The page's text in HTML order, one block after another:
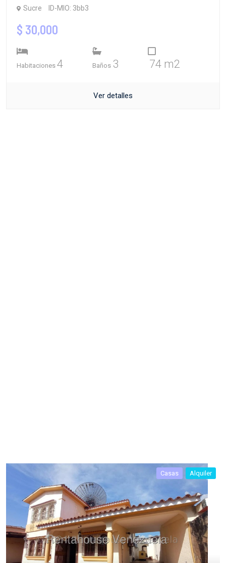
Sucre ID-MIO: 3bb3
$ 30,000
Habitaciones 4 Baños 3 74 m2
Ver detalles
Casas Alquiler